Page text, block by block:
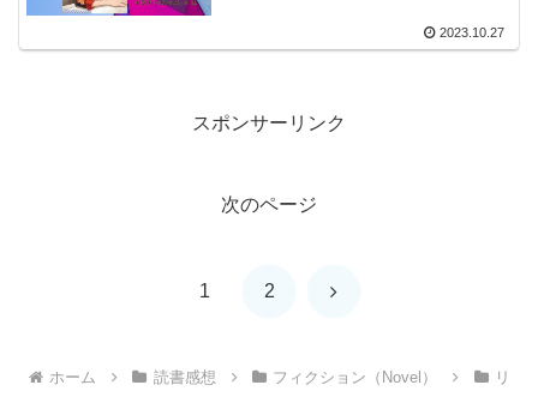
2023.10.27
スポンサーリンク
次のページ
1 2 次
ホーム 読書感想 フィクション（Novel）
リ